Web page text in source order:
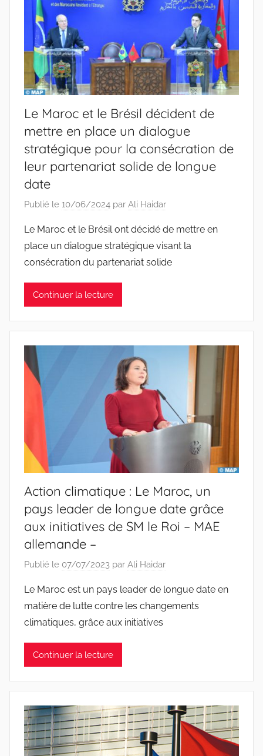
Le Maroc et le Brésil décident de
mettre en place un dialogue
stratégique pour la consécration de
leur partenariat solide de longue
date
Publié le 10/06/2024 par Ali Haidar
Le Maroc et le Brésil ont décidé de mettre en
place un dialogue stratégique visant la
consécration du partenariat solide
Continuer la lecture
Action climatique : Le Maroc, un
pays leader de longue date grâce
aux initiatives de SM le Roi – MAE
allemande –
Publié le 07/07/2023 par Ali Haidar
Le Maroc est un pays leader de longue date en
matière de lutte contre les changements
climatiques, grâce aux initiatives
Continuer la lecture